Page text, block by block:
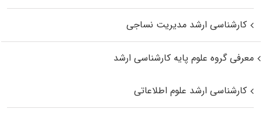
کارشناسی ارشد مدیریت نساجی
معرفی گروه علوم پایه کارشناسی ارشد
کارشناسی ارشد علوم اطلاعاتی